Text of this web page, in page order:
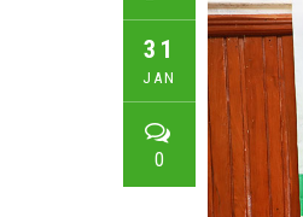
31
JAN
0